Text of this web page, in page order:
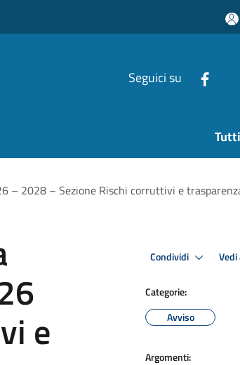
Seguici su
– 2028 – Sezione Rischi corruttivi e
e
Condividi Vedi
Categorie:
Avviso
Argomenti: